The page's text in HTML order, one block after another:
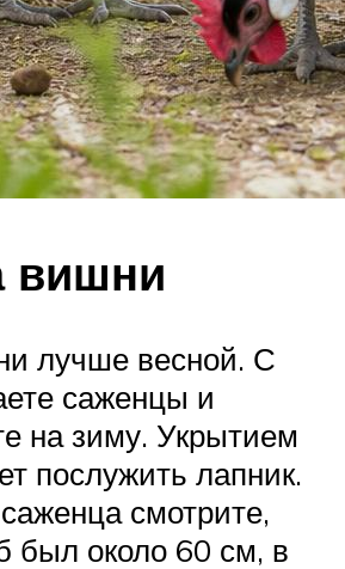
вишни
лучше весной. С
саженцы и
на зиму. Укрытием
послужить лапник.
смотрите,
был около 60 см, в